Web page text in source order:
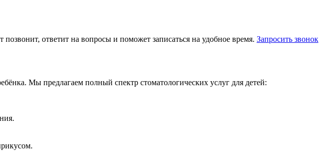
ответит на вопросы и поможет записаться на удобное время. Запросить звонок
Мы предлагаем полный спектр стоматологических услуг для детей: